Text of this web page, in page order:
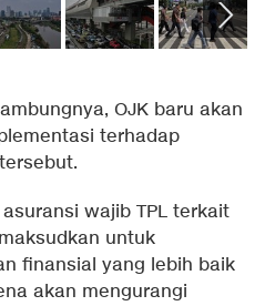
OJK baru akan
terhadap
wajib TPL terkait
untuk
finansial yang lebih baik
akan mengurangi